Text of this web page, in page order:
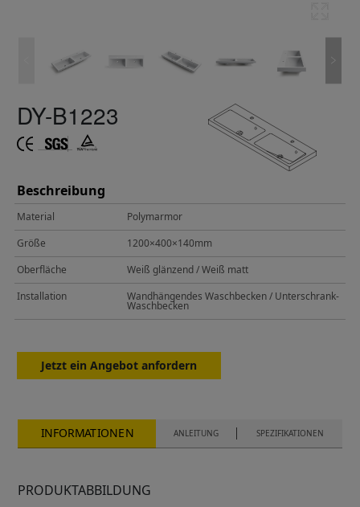
DY-B1223
Beschreibung
Material
Polymarmor
Größe
1200×400×140mm
Oberfläche
Weiß glänzend / Weiß matt
Installation
Wandhängendes Waschbecken / Unterschrank-
Waschbecken
Jetzt ein Angebot anfordern
INFORMATIONEN ANLEITUNG SPEZIFIKATIONEN
PRODUKTABBILDUNG